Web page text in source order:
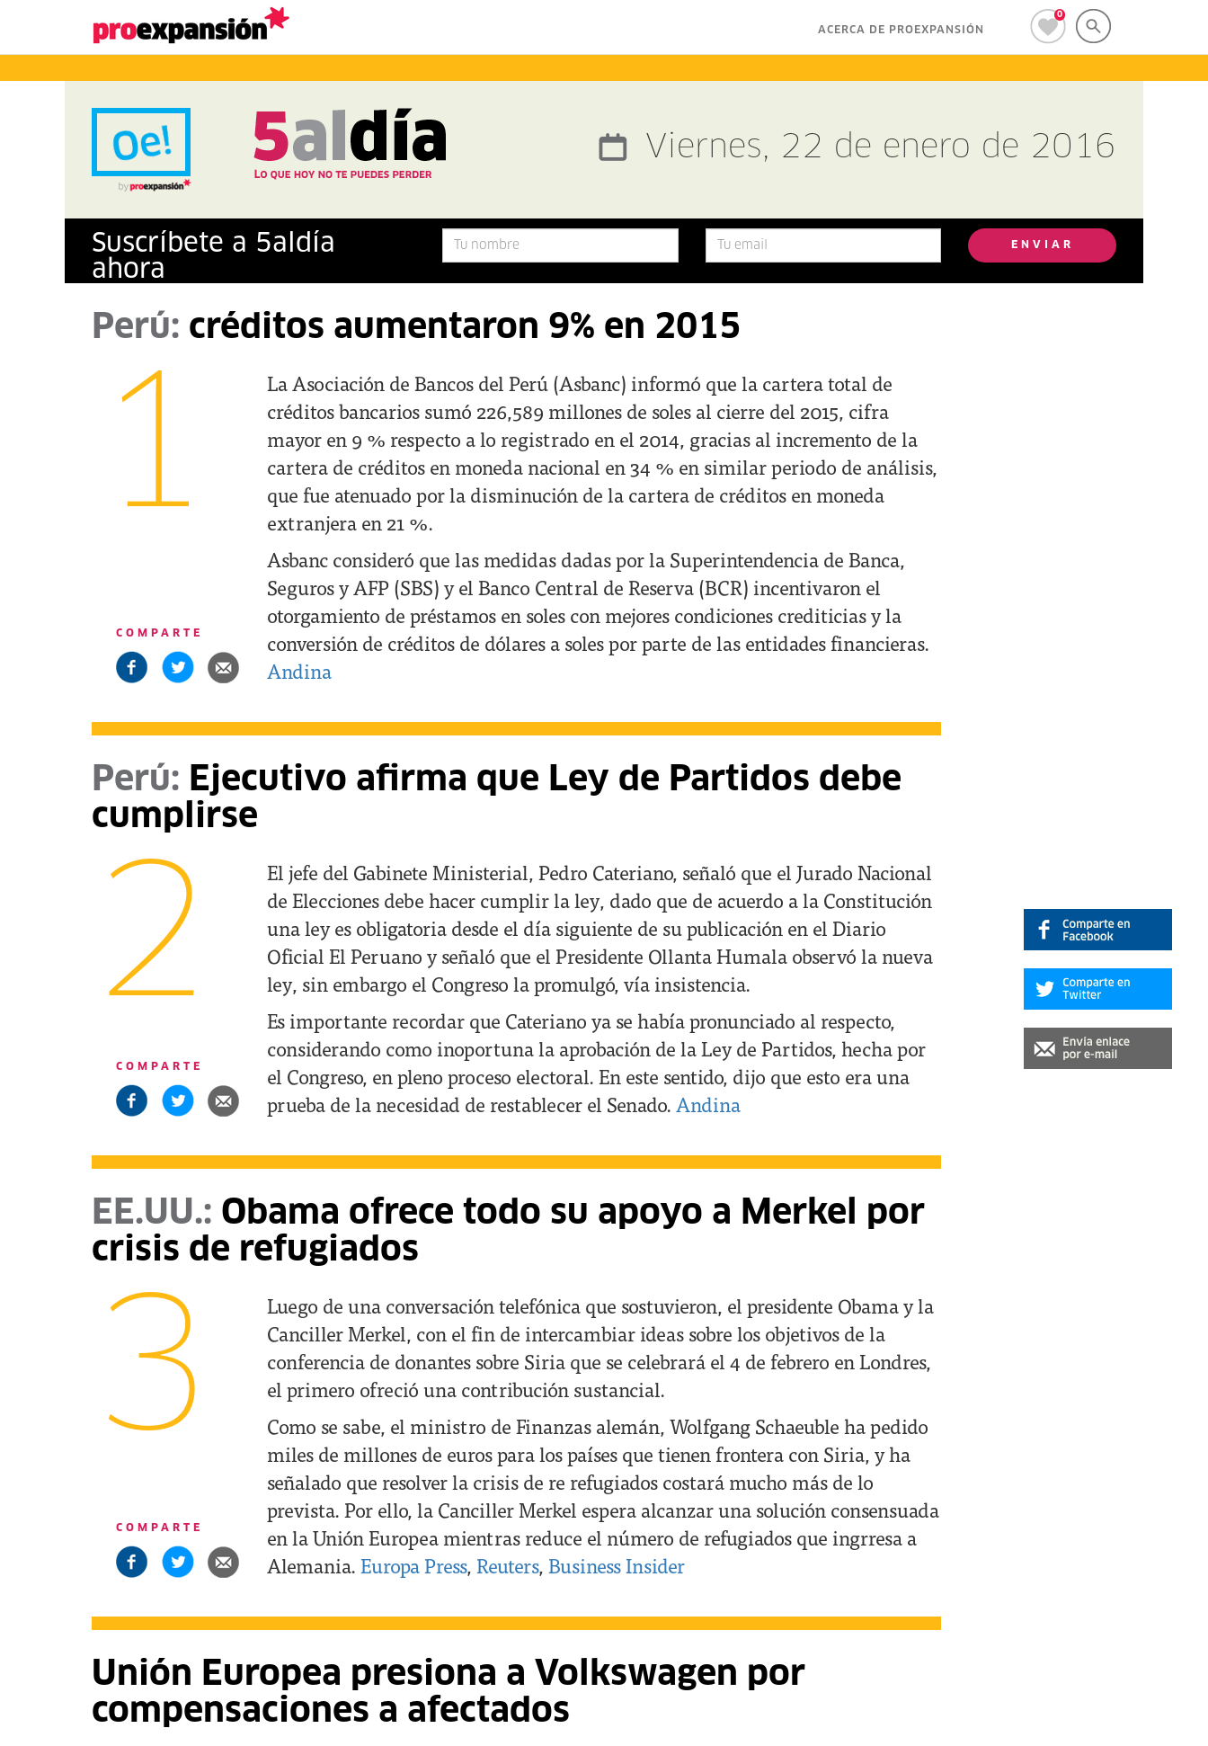
0
ACERCA DE PROEXPANSIÓN
Viernes, 22 de enero de 2016
Suscríbete a 5al día
ahora
ENVIAR
Perú: créditos aumentaron 9% en 2015
1
La Asociación de Bancos del Perú (Asbanc) informó que la cartera total de
créditos bancarios sumó 226,589 millones de soles al cierre del 2015, cifra
mayor en 9 % respecto a lo registrado en el 2014, gracias al incremento de la
cartera de créditos en moneda nacional en 34 % en similar periodo de análisis,
que fue atenuado por la disminución de la cartera de créditos en moneda
extranjera en 21 %.
Asbanc consideró que las medidas dadas por la Superintendencia de Banca,
Seguros y AFP (SBS) y el Banco Central de Reserva (BCR) incentivaron el
otorgamiento de préstamos en soles con mejores condiciones crediticias y la
conversión de créditos de dólares a soles por parte de las entidades financieras.
Andina
COMPARTE
Perú: Ejecutivo afirma que Ley de Partidos debe
cumplirse
2
El jefe del Gabinete Ministerial, Pedro Cateriano, señaló que el Jurado Nacional
de Elecciones debe hacer cumplir la ley, dado que de acuerdo a la Constitución
una ley es obligatoria desde el día siguiente de su publicación en el Diario
Oficial El Peruano y señaló que el Presidente Ollanta Humala observó la nueva
ley, sin embargo el Congreso la promulgó, vía insistencia.
Es importante recordar que Cateriano ya se había pronunciado al respecto,
considerando como inoportuna la aprobación de la Ley de Partidos, hecha por
el Congreso, en pleno proceso electoral. En este sentido, dijo que esto era una
prueba de la necesidad de restablecer el Senado. Andina
COMPARTE
EE.UU.: Obama ofrece todo su apoyo a Merkel por
crisis de refugiados
3
Luego de una conversación telefónica que sostuvieron, el presidente Obama y la
Canciller Merkel, con el fin de intercambiar ideas sobre los objetivos de la
conferencia de donantes sobre Siria que se celebrará el 4 de febrero en Londres,
el primero ofreció una contribución sustancial.
Como se sabe, el ministro de Finanzas alemán, Wolfgang Schaeuble ha pedido
miles de millones de euros para los países que tienen frontera con Siria, y ha
señalado que resolver la crisis de re refugiados costará mucho más de lo
prevista. Por ello, la Canciller Merkel espera alcanzar una solución consensuada
en la Unión Europea mientras reduce el número de refugiados que ingrresa a
Alemania. Europa Press, Reuters, Business Insider
COMPARTE
Unión Europea presiona a Volkswagen por
compensaciones a afectados